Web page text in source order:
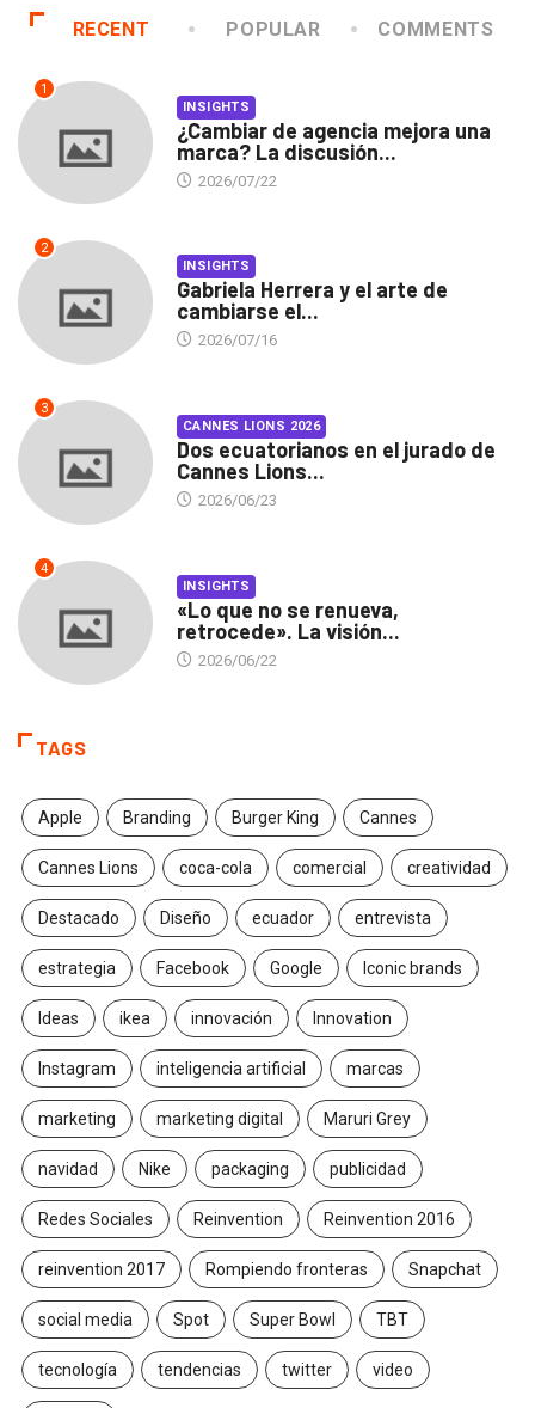
RECENT POPULAR COMMENTS
1
INSIGHTS
¿Cambiar de agencia mejora una
marca? La discusión...
2026/07/22
2
INSIGHTS
Gabriela Herrera y el arte de
cambiarse el...
2026/07/16
3
CANNES LIONS 2026
Dos ecuatorianos en el jurado de
Cannes Lions...
2026/06/23
4
INSIGHTS
«Lo que no se renueva,
retrocede». La visión...
2026/06/22
TAGS
Apple Branding Burger King Cannes
Cannes Lions coca-cola comercial creatividad
Destacado Diseño ecuador entrevista
estrategia Facebook Google Iconic brands
Ideas ikea innovación Innovation
Instagram inteligencia artificial marcas
marketing marketing digital Maruri Grey
navidad Nike packaging publicidad
Redes Sociales Reinvention Reinvention 2016
reinvention 2017 Rompiendo fronteras Snapchat
social media Spot Super Bowl TBT
tecnología tendencias twitter video